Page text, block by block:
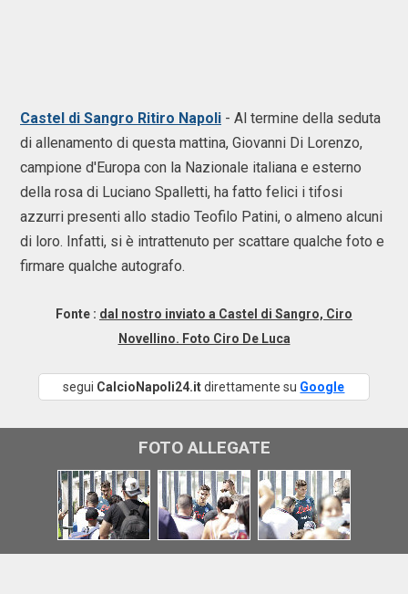
Castel di Sangro Ritiro Napoli - Al termine della seduta
di allenamento di questa mattina, Giovanni Di Lorenzo,
campione d'Europa con la Nazionale italiana e esterno
della rosa di Luciano Spalletti, ha fatto felici i tifosi
azzurri presenti allo stadio Teofilo Patini, o almeno alcuni
di loro. Infatti, si è intrattenuto per scattare qualche foto e
firmare qualche autografo.
Fonte : dal nostro inviato a Castel di Sangro, Ciro
Novellino. Foto Ciro De Luca
segui CalcioNapoli24.itdirettamente su Google
FOTO ALLEGATE